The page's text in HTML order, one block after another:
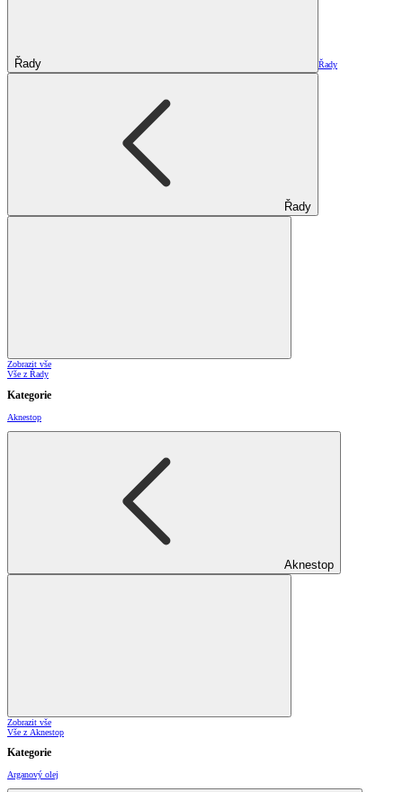
Řady Řady
Řady
Zobrazit vše
Vše z Řady
Kategorie
Aknestop
Aknestop
Zobrazit vše
Vše z Aknestop
Kategorie
Arganový olej